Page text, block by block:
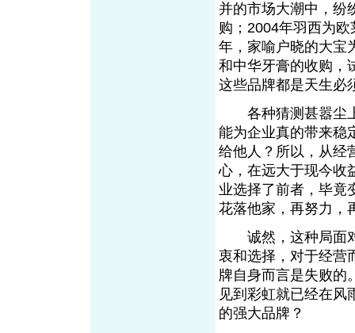
并的市场大潮中，纷
购；2004年羽西为
年，家喻户晓的大宝
和中华牙膏的收购，
这些品牌都是天生必
各种猜测甚嚣尘上
能为企业真的带来稳
给他人？所以，从经
心，在远大于现今收
业选择了前者，毕竟
花落他家，再努力，
诚然，这种局面对
衷和选择，对于经营
牌自身而言是失败的
见到彩虹就已经在风
的强大品牌？